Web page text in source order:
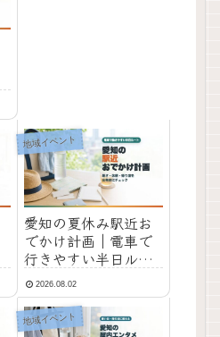
地域イベント
愛知の夏休み駅近お
でかけ計画｜電車で
行きやすい半日ルー
トの作り方
2026.08.02
地域イベント